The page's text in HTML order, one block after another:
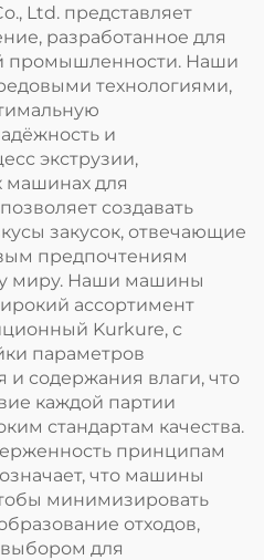
Ltd. представляет
разработанное для
промышленности. Наши
технологиями,
и
экструзии,
для
создавать
закусок, отвечающие
предпочтениям
миру. Наши машины
ассортимент
Kurkure, с
параметров
и содержания влаги, что
каждой партии
стандартам качества.
принципам
что машины
минимизировать
отходов,
для